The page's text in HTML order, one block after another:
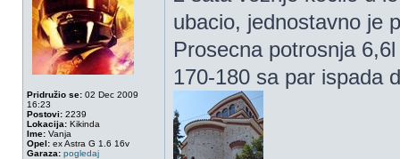
Pridružio se: 02 Dec 2009
16:23
Postovi: 2239
Lokacija: Kikinda
Ime: Vanja
Opel: ex Astra G 1.6 16v
Garaza: pogledaj
ubacio, jednostavno je
Prosecna potrosnja
170-180 sa par ispada